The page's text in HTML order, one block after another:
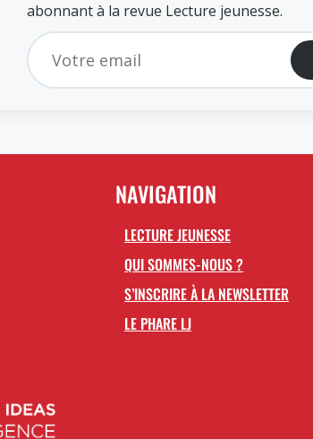
abonnant à la revue Lecture jeunesse.
NAVIGATION
LECTURE JEUNESSE
QUI SOMMES-NOUS ?
S’INSCRIRE À LA NEWSLETTER
LE PHARE LJ